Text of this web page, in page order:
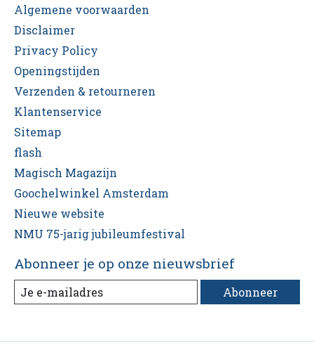
Algemene voorwaarden
Disclaimer
Privacy Policy
Openingstijden
Verzenden & retourneren
Klantenservice
Sitemap
flash
Magisch Magazijn
Goochelwinkel Amsterdam
Nieuwe website
NMU 75-jarig jubileumfestival
Abonneer je op onze nieuwsbrief
Abonneer